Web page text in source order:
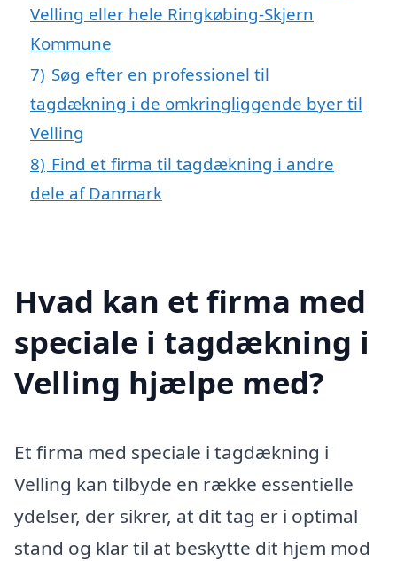
Velling eller hele Ringkøbing-Skjern
Kommune
7) Søg efter en professionel til
tagdækning i de omkringliggende byer til
Velling
8) Find et firma til tagdækning i andre
dele af Danmark
Hvad kan et firma med
speciale i tagdækning i
Velling hjælpe med?
Et firma med speciale i tagdækning i
Velling kan tilbyde en række essentielle
ydelser, der sikrer, at dit tag er i optimal
stand og klar til at beskytte dit hjem mod